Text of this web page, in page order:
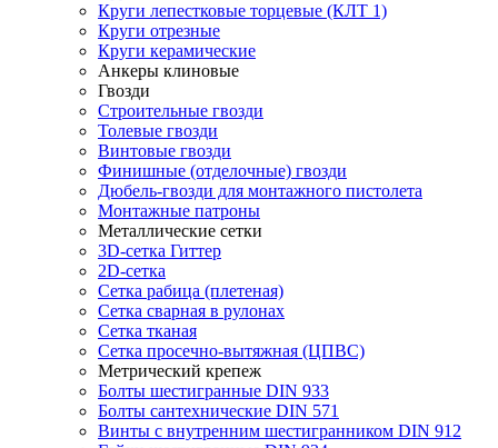
Круги лепестковые торцевые (КЛТ 1)
Круги отрезные
Круги керамические
Анкеры клиновые
Гвозди
Строительные гвозди
Толевые гвозди
Винтовые гвозди
Финишные (отделочные) гвозди
Дюбель-гвозди для монтажного пистолета
Монтажные патроны
Металлические сетки
3D-сетка Гиттер
2D-сетка
Сетка рабица (плетеная)
Сетка сварная в рулонах
Сетка тканая
Сетка просечно-вытяжная (ЦПВС)
Метрический крепеж
Болты шестигранные DIN 933
Болты сантехнические DIN 571
Винты с внутренним шестигранником DIN 912